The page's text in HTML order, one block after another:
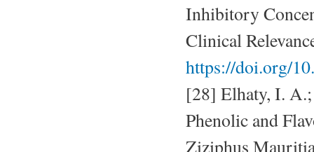
Inhibitory
Clinical
https://doi.org/
[28] Elhaty, I.
Phenolic and
Ziziphus